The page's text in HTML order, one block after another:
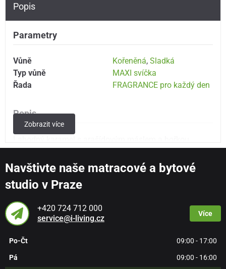
Popis
Parametry
Vůně Kořeněná,Sladká
Typ vůně
MAXI svíčka
Řada
FRAGRANCE pro každý den
Popis
tonka.
Výškacca 18 cm
Průměrcca 10 cm
Váha cca 630 g netto (vosk bez skleněného
Zobrazit více
Navštivte naše matracové a bytové
studio v Praze
+420 724 712 000
service@i-living.cz
Více
Po-Čt 09:00 - 17:00
Pá 09:00 - 16:00